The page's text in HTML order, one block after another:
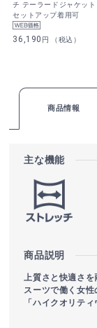
チ テーラードジャケット
セットアップ着用可
36,190 円 （税込）
商品情報
主な機能
商品説明
上質さと快適さを
スーツで働く女性
「ハイクオリテ